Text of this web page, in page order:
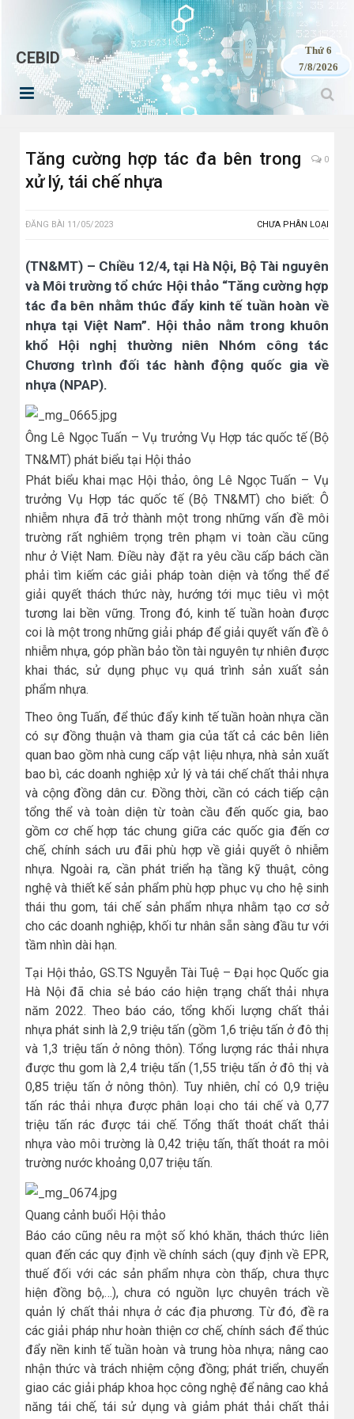
CEBID
Thứ 6
7/8/2026
Tăng cường hợp tác đa bên trong
xử lý, tái chế nhựa
0
ĐĂNG BÀI 11/05/2023 CHƯA PHÂN LOẠI
(TN&MT) – Chiều 12/4, tại Hà Nội, Bộ Tài nguyên
và Môi trường tổ chức Hội thảo “Tăng cường hợp
tác đa bên nhằm thúc đẩy kinh tế tuần hoàn về
nhựa tại Việt Nam”. Hội thảo nằm trong khuôn
khổ Hội nghị thường niên Nhóm công tác
Chương trình đối tác hành động quốc gia về
nhựa (NPAP).
Ông Lê Ngọc Tuấn – Vụ trưởng Vụ Hợp tác quốc tế (Bộ
TN&MT) phát biểu tại Hội thảo
Phát biểu khai mạc Hội thảo, ông Lê Ngọc Tuấn – Vụ
trưởng Vụ Hợp tác quốc tế (Bộ TN&MT) cho biết: Ô
nhiễm nhựa đã trở thành một trong những vấn đề môi
trường rất nghiêm trọng trên phạm vi toàn cầu cũng
như ở Việt Nam. Điều này đặt ra yêu cầu cấp bách cần
phải tìm kiếm các giải pháp toàn diện và tổng thể để
giải quyết thách thức này, hướng tới mục tiêu vì một
tương lai bền vững. Trong đó, kinh tế tuần hoàn được
coi là một trong những giải pháp để giải quyết vấn đề ô
nhiễm nhựa, góp phần bảo tồn tài nguyên tự nhiên được
khai thác, sử dụng phục vụ quá trình sản xuất sản
phẩm nhựa.
Theo ông Tuấn, để thúc đẩy kinh tế tuần hoàn nhựa cần
có sự đồng thuận và tham gia của tất cả các bên liên
quan bao gồm nhà cung cấp vật liệu nhựa, nhà sản xuất
bao bì, các doanh nghiệp xử lý và tái chế chất thải nhựa
và cộng đồng dân cư. Đồng thời, cần có cách tiếp cận
tổng thể và toàn diện từ toàn cầu đến quốc gia, bao
gồm cơ chế hợp tác chung giữa các quốc gia đến cơ
chế, chính sách ưu đãi phù hợp về giải quyết ô nhiễm
nhựa. Ngoài ra, cần phát triển hạ tầng kỹ thuật, công
nghệ và thiết kế sản phẩm phù hợp phục vụ cho hệ sinh
thái thu gom, tái chế sản phẩm nhựa nhằm tạo cơ sở
cho các doanh nghiệp, khối tư nhân sẵn sàng đầu tư với
tầm nhìn dài hạn.
Tại Hội thảo, GS.TS Nguyễn Tài Tuệ – Đại học Quốc gia
Hà Nội đã chia sẻ báo cáo hiện trạng chất thải nhựa
năm 2022. Theo báo cáo, tổng khối lượng chất thải
nhựa phát sinh là 2,9 triệu tấn (gồm 1,6 triệu tấn ở đô thị
và 1,3 triệu tấn ở nông thôn). Tổng lượng rác thải nhựa
được thu gom là 2,4 triệu tấn (1,55 triệu tấn ở đô thị và
0,85 triệu tấn ở nông thôn). Tuy nhiên, chỉ có 0,9 triệu
tấn rác thải nhựa được phân loại cho tái chế và 0,77
triệu tấn rác được tái chế. Tổng thất thoát chất thải
nhựa vào môi trường là 0,42 triệu tấn, thất thoát ra môi
trường nước khoảng 0,07 triệu tấn.
Quang cảnh buổi Hội thảo
Báo cáo cũng nêu ra một số khó khăn, thách thức liên
quan đến các quy định về chính sách (quy định về EPR,
thuế đối với các sản phẩm nhựa còn thấp, chưa thực
hiện đồng bộ,…), chưa có nguồn lực chuyên trách về
quản lý chất thải nhựa ở các địa phương. Từ đó, đề ra
các giải pháp như hoàn thiện cơ chế, chính sách để thúc
đẩy nền kinh tế tuần hoàn và trung hòa nhựa; nâng cao
nhận thức và trách nhiệm cộng đồng; phát triển, chuyển
giao các giải pháp khoa học công nghệ để nâng cao khả
năng tái chế, tái sử dụng và giảm phát thải chất thải